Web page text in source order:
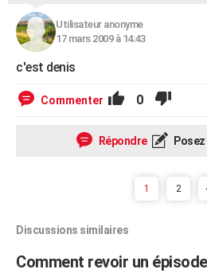
Utilisateur anonyme
17 mars 2009 à 14:43
c'est denis
Commenter 0
Répondre
1 2
Discussions similaires
Comment revoir un